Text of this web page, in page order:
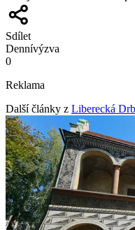
Sdílet
Dennívýzva
0
Reklama
Další články z Liberecká